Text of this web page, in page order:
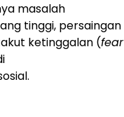
masalah
tinggi, persaingan
ketinggalan (fear